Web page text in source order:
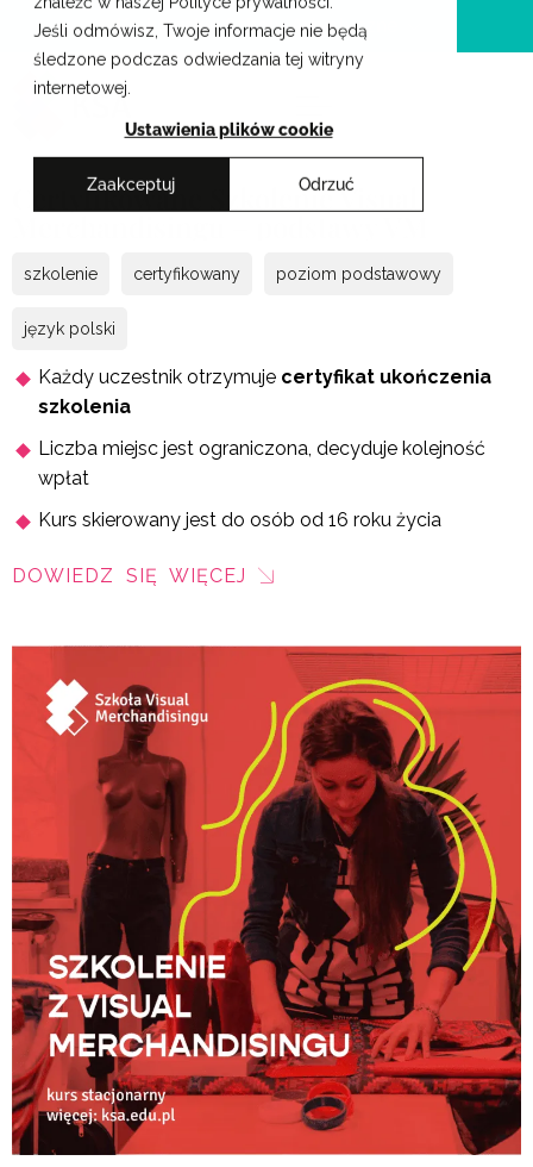
Jeśli odmówisz, Twoje informacje nie będą
śledzone podczas odwiedzania tej witryny
internetowej.
Ustawienia plików cookie
Zaakceptuj Odrzuć
Przejdź
treści
Krakowskie Szkoły Artystyczne
Certyfikowane Szkolenie Visual
szkolenie certyfikowany poziom podstawowy
język polski
Każdy uczestnik otrzymuje certyfikat ukończenia
szkolenia
Liczba miejsc jest ograniczona, decyduje kolejność
wpłat
Kurs skierowany jest do osób od 16 roku życia
DOWIEDZ SIĘ WIĘCEJ